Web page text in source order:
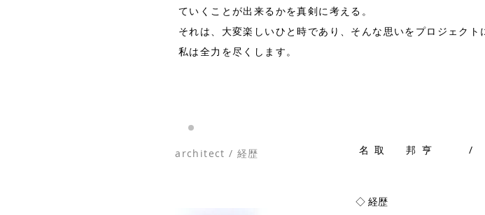
ていくことが出来るかを真剣に考える。
それは、大変楽しいひと時であり、そんな思いをプロジェクト
私は全力を尽くします。
architect / 経歴​ 名取 邦亨 /
◇ 経歴